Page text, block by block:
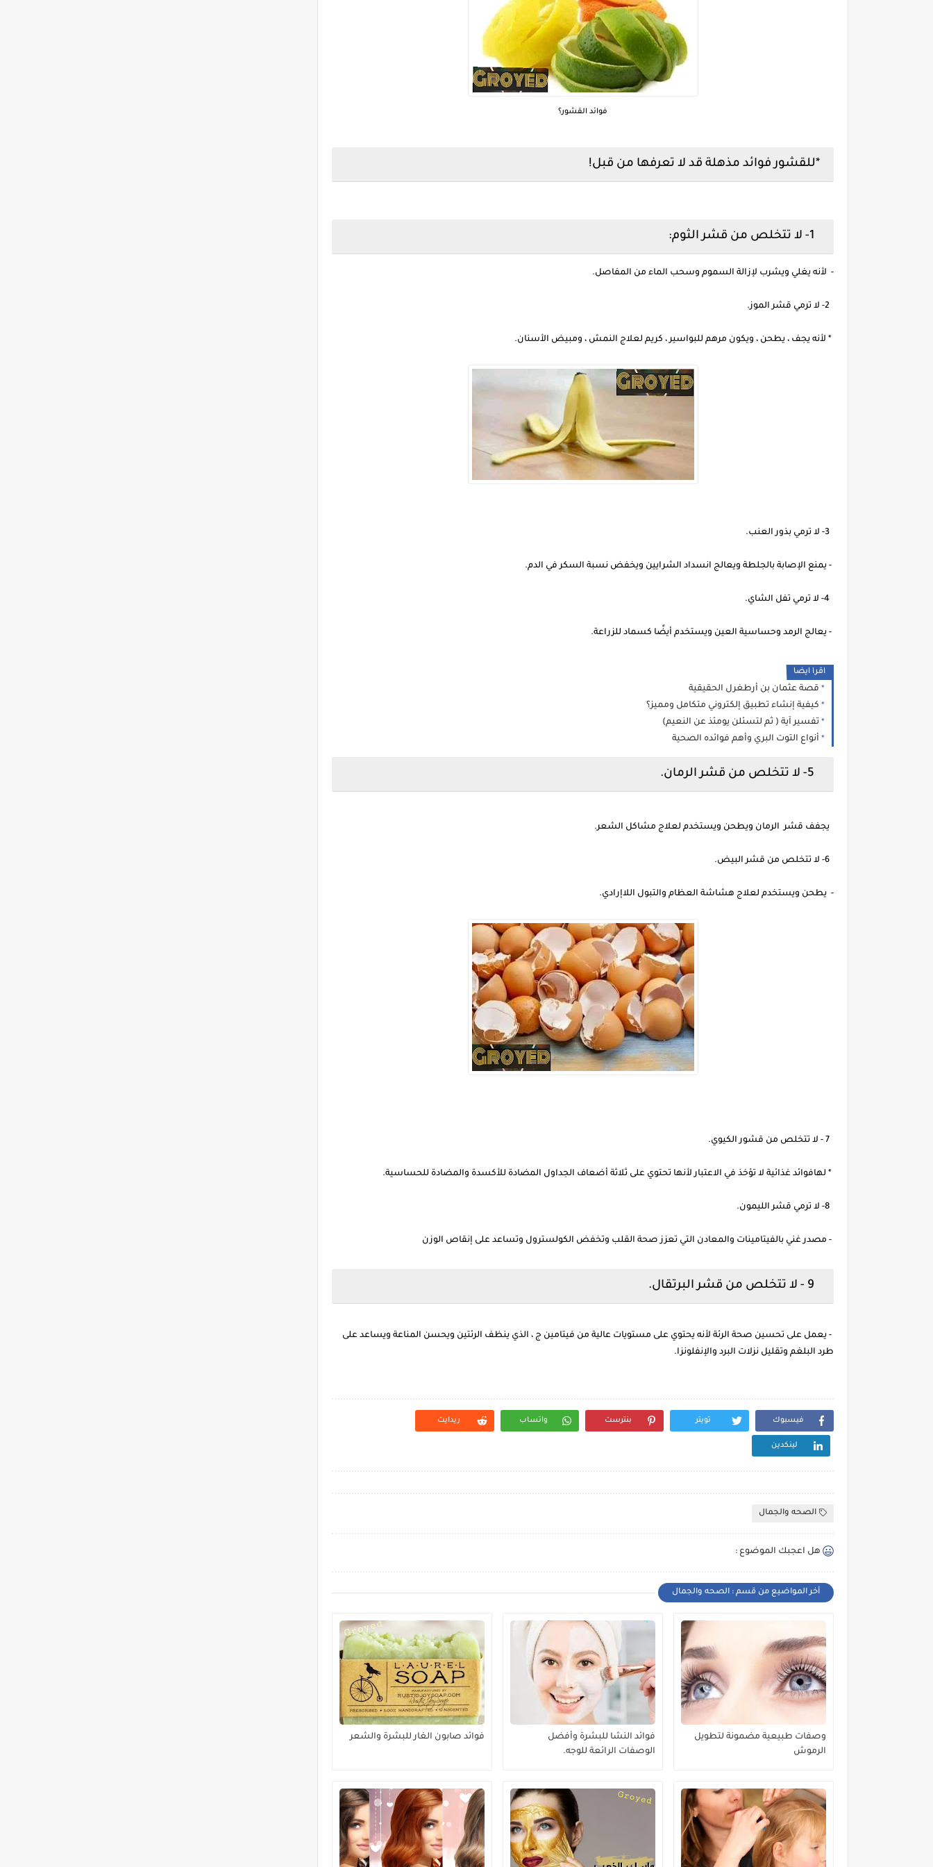
فوائد القشور؟
*للقشور فوائد مذهلة قد لا تعرفها من قبل!
- لأنه يغلي ويشرب لإزالة السموم وسحب الماء من المفاصل.
* لأنه يجف ، يطحن ، ويكون مرهم للبواسير ، كريم لعلاج النمش ، ومبيض الأسنان.
- يمنع الإصابة بالجلطة ويعالج انسداد الشرايين ويخفض نسبة السكر في الدم.
- يعالج الرمد وحساسية العين ويستخدم أيضًا كسماد للزراعة.
اقرا ايضا
قصة عثمان بن أرطغرل الحقيقية
كيفية إنشاء تطبيق إلكتروني متكامل ومميز؟
تفسير آية ( ثم لتسئلن يومئذ عن النعيم)
أنواع التوت البري وأهم فوائده الصحية
يجفف قشر الرمان ويطحن ويستخدم لعلاج مشاكل الشعر.
- يطحن ويستخدم لعلاج هشاشة العظام والتبول اللاإرادي.
* لهافوائد غذائية لا تؤخذ في الاعتبار لأنها تحتوي على ثلاثة أضعاف الجداول المضادة للأكسدة والمضادة للحساسية.
- مصدر غني بالفيتامينات والمعادن التي تعزز صحة القلب وتخفض الكولسترول وتساعد على إنقاص الوزن
- يعمل على تحسين صحة الرئة لأنه يحتوي على مستويات عالية من فيتامين ج ، الذي ينظف الرئتين ويحسن المناعة ويساعد على
طرد البلغم وتقليل نزلات البرد والإنفلونزا.
فيسبوك تويتر بنترست واتساب ريدايت
لينكدين
الصحه والجمال
هل اعجبك الموضوع :
أخر المواضيع من قسم : الصحه والجمال
وصفات طبيعية مضمونة لتطويل
الرموش
فوائد النشا للبشرة وأفضل
الوصفات الرائعة للوجه.
فوائد صابون الغار للبشرة والشعر